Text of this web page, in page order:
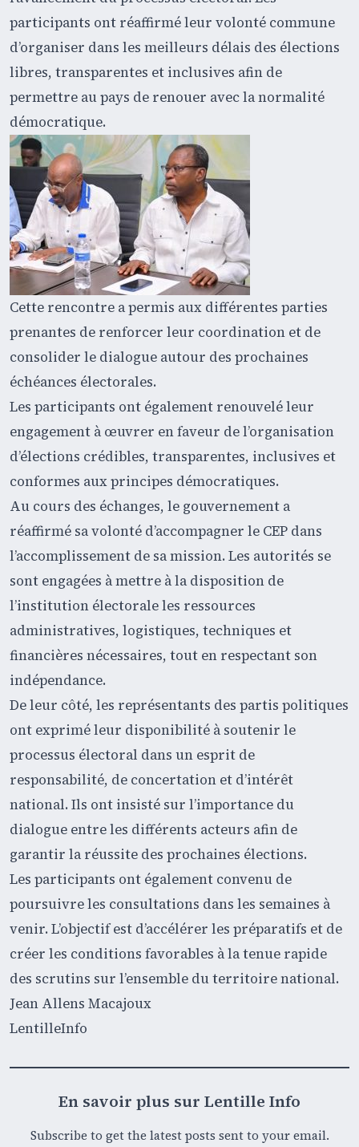
participants ont réaffirmé leur volonté commune
d’organiser dans les meilleurs délais des élections
libres, transparentes et inclusives afin de
permettre au pays de renouer avec la normalité
démocratique.
Cette rencontre a permis aux différentes parties
prenantes de renforcer leur coordination et de
consolider le dialogue autour des prochaines
échéances électorales.
Les participants ont également renouvelé leur
engagement à œuvrer en faveur de l’organisation
d’élections crédibles, transparentes, inclusives et
conformes aux principes démocratiques.
Au cours des échanges, le gouvernement a
réaffirmé sa volonté d’accompagner le CEP dans
l’accomplissement de sa mission. Les autorités se
sont engagées à mettre à la disposition de
l’institution électorale les ressources
administratives, logistiques, techniques et
financières nécessaires, tout en respectant son
indépendance.
De leur côté, les représentants des partis politiques
ont exprimé leur disponibilité à soutenir le
processus électoral dans un esprit de
responsabilité, de concertation et d’intérêt
national. Ils ont insisté sur l’importance du
dialogue entre les différents acteurs afin de
garantir la réussite des prochaines élections.
Les participants ont également convenu de
poursuivre les consultations dans les semaines à
venir. L’objectif est d’accélérer les préparatifs et de
créer les conditions favorables à la tenue rapide
des scrutins sur l’ensemble du territoire national.
Jean Allens Macajoux
LentilleInfo
En savoir plus sur Lentille Info
Subscribe to get the latest posts sent to your email.